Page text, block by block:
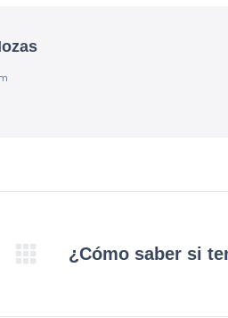
¿Cómo saber si